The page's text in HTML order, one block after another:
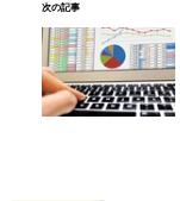
次の記事